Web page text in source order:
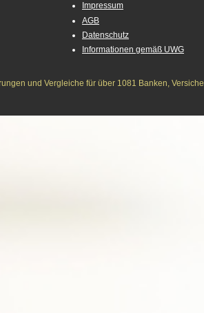
Impressum
AGB
Datenschutz
Informationen gemäß UWG
und Vergleiche für über 1081 Banken,